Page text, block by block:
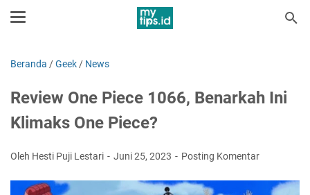
Beranda /Geek / News
Review One Piece 1066, Benarkah Ini
Klimaks One Piece?
Oleh Hesti Puji Lestari Juni 25, 2023 Posting Komentar